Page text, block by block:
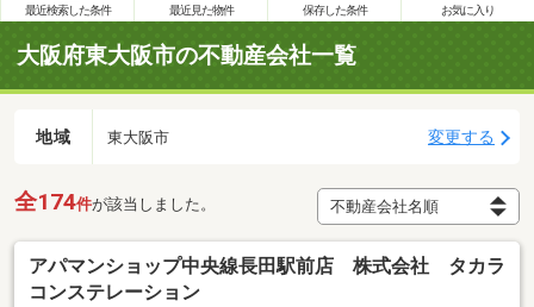
最近検索した条件 最近見た物件 保存した条件 お気に入り
大阪府東大阪市の不動産会社一覧
地域 東大阪市 変更する
全174件が該当しました。
アパマンショップ中央線長田駅前店 株式会社 タカラ
コンステレーション